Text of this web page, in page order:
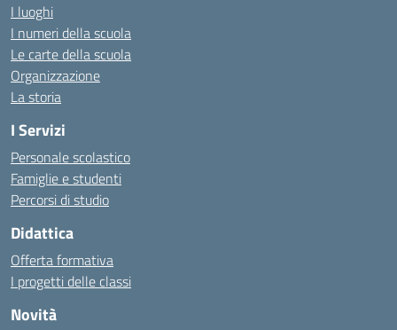
I luoghi
I numeri della scuola
Le carte della scuola
Organizzazione
La storia
I Servizi
Personale scolastico
Famiglie e studenti
Percorsi di studio
Didattica
Offerta formativa
I progetti delle classi
Novità